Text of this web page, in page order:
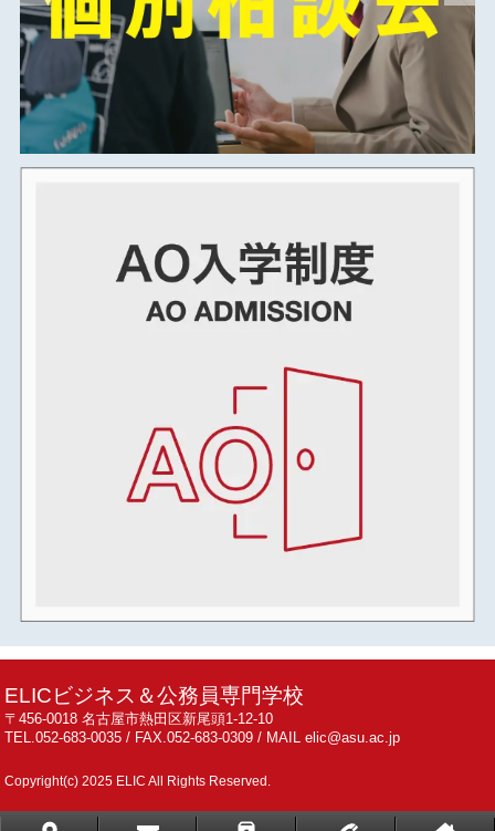
2025年02月
2025年01月
2024年12月
2024年11月
2024年10月
2024年09月
2023年07月
2023年06月
2023年05月
2023年04月
2023年03月
2023年02月
2023年01月
ELICビジネス＆公務員専門学校
〒456-0018 名古屋市熱田区新尾頭1-12-10
TEL.052-683-0035 / FAX.052-683-0309 / MAIL elic@asu.ac.jp
Copyright(c) 2025 ELIC All Rights Reserved.